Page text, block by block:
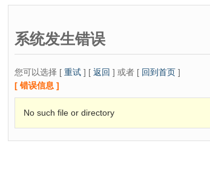
系统发生错误
您可以选择 [ 重试 ] [ 返回 ] 或者 [ 回到首页 ]
[ 错误信息 ]
No such file or directory